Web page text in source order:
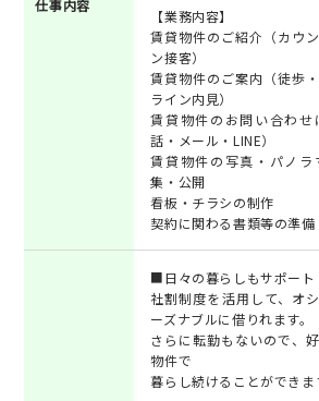
仕事内容
【業務内容】
賃貸物件のご紹介（カウ
ン接客）
賃貸物件のご案内（徒歩
ライン内見）
賃貸物件のお問い合わ
話・メール・LINE）
賃貸物件の写真・パノラ
集・公開
看板・チラシの制作
契約に関わる書類等の準備
■日々の暮らしもサポート
社割制度を活用して、オ
ーズナブルに借りれます。
さらに転勤もないので、
物件で
暮らし続けることができま